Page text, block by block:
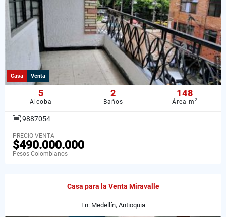
Casa Venta
5
Alcoba
2
Baños
148
Área m2
9887054
PRECIO VENTA
$490.000.000
Pesos Colombianos
Casa para la Venta Miravalle
En: Medellín, Antioquia